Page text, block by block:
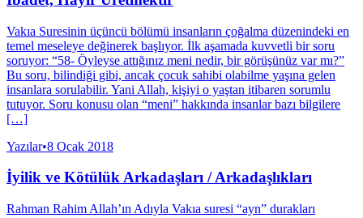
Vakıa Suresinin üçüncü bölümü insanların çoğalma düzenindeki en
temel meseleye değinerek başlıyor. İlk aşamada kuvvetli bir soru
soruyor: “58- Öyleyse attığınız meni nedir, bir görüşünüz var mı?”
Bu soru, bilindiği gibi, ancak çocuk sahibi olabilme yaşına gelen
insanlara sorulabilir. Yani Allah, kişiyi o yaştan itibaren sorumlu
tutuyor. Soru konusu olan “meni” hakkında insanlar bazı bilgilere
[…]
Yazılar•8 Ocak 2018
İyilik ve Kötülük Arkadaşları / Arkadaşlıkları
Rahman Rahim Allah’ın Adıyla Vakıa suresi “ayn” durakları